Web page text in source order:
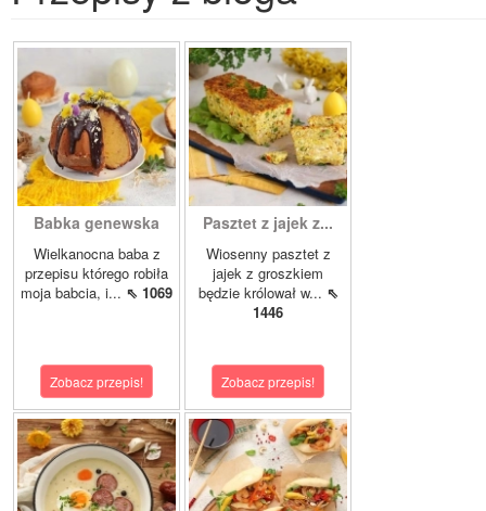
Babka genewska
Wielkanocna baba z
przepisu którego robiła
moja babcia, i... ⇖ 1069
Zobacz przepis!
Pasztet z jajek z...
Wiosenny pasztet z
jajek z groszkiem
będzie królował w... ⇖
1446
Zobacz przepis!